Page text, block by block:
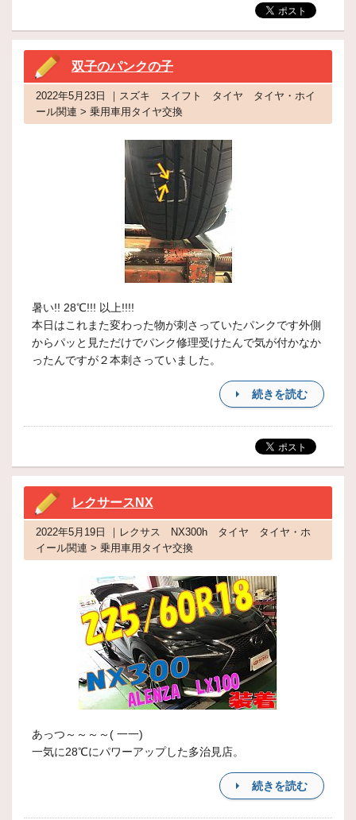
双子のパンクの子
2022年5月23日 ｜スズキ スイフト タイヤ タイヤ・ホイ
ール関連 > 乗用車用タイヤ交換
暑い!! 28℃!!! 以上!!!!
本日はこれまた変わった物が刺さっていたパンクです外側
からパッと見ただけでパンク修理受けたんで気が付かなか
ったんですが２本刺さっていました。
続きを読む
レクサースNX
2022年5月19日 ｜レクサス NX300h タイヤ タイヤ・ホ
イール関連 > 乗用車用タイヤ交換
あっつ～～～～( 一一)
一気に28℃にパワーアップした多治見店。
続きを読む